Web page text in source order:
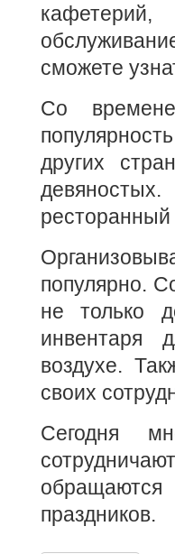
сможете
Со
других
популярно.
не только
инвентаря
воздухе.
своих
Сегодня
праздников.